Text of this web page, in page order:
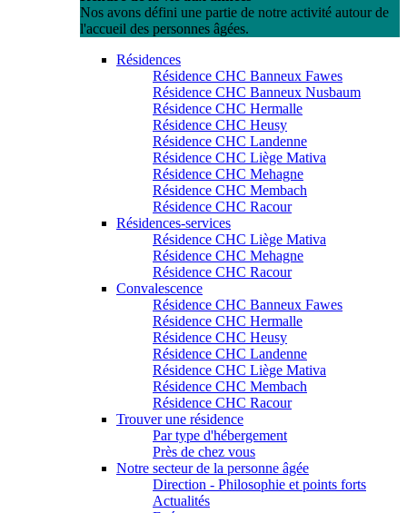
Nos avons défini une partie de notre activité autour de
l'accueil des personnes âgées.
Résidences
Résidence CHC Banneux Fawes
Résidence CHC Banneux Nusbaum
Résidence CHC Hermalle
Résidence CHC Heusy
Résidence CHC Landenne
Résidence CHC Liège Mativa
Résidence CHC Mehagne
Résidence CHC Membach
Résidence CHC Racour
Résidences-services
Résidence CHC Liège Mativa
Résidence CHC Mehagne
Résidence CHC Racour
Convalescence
Résidence CHC Banneux Fawes
Résidence CHC Hermalle
Résidence CHC Heusy
Résidence CHC Landenne
Résidence CHC Liège Mativa
Résidence CHC Membach
Résidence CHC Racour
Trouver une résidence
Par type d'hébergement
Près de chez vous
Notre secteur de la personne âgée
Direction - Philosophie et points forts
Actualités